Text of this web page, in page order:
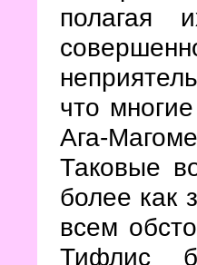
полагая
что
Ага-
Таковые
более как
всем
Тифлис